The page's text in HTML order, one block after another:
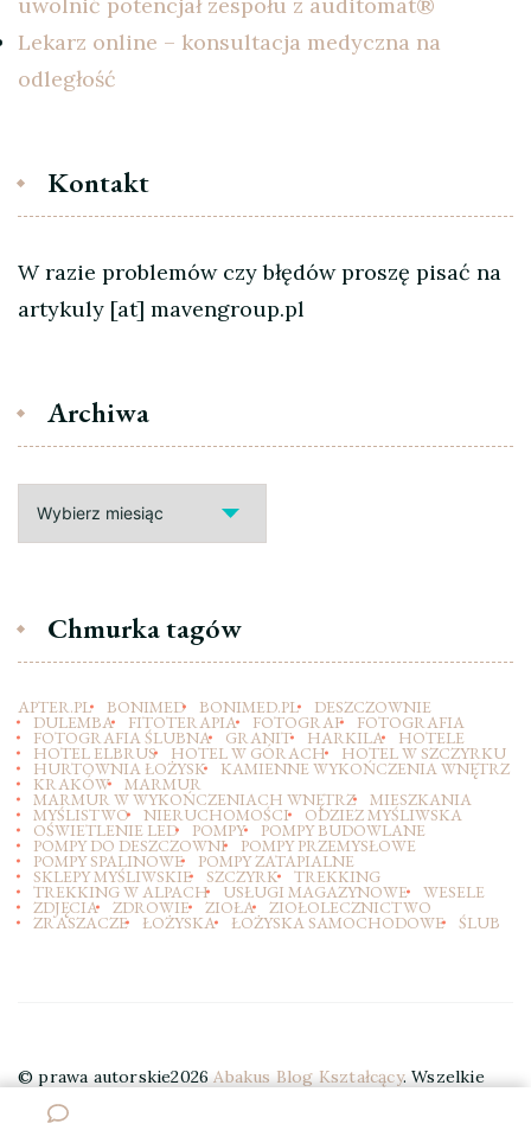
Lekarz online – konsultacja medyczna na
odległość
Kontakt
W razie problemów czy błędów proszę pisać na
artykuly [at] mavengroup.pl
Archiwa
Chmurka tagów
APTER.PL BONIMED BONIMED.PL DESZCZOWNIE
DULEMBA FITOTERAPIA FOTOGRAF FOTOGRAFIA
FOTOGRAFIA ŚLUBNA GRANIT HARKILA HOTELE
HOTEL ELBRUS HOTEL W GÓRACH HOTEL W SZCZYRKU
HURTOWNIA ŁOŻYSK KAMIENNE WYKOŃCZENIA WNĘTRZ
KRAKÓW MARMUR
MARMUR W WYKOŃCZENIACH WNĘTRZ MIESZKANIA
MYŚLISTWO NIERUCHOMOŚCI ODZIEZ MYŚLIWSKA
OŚWIETLENIE LED POMPY POMPY BUDOWLANE
POMPY DO DESZCZOWNI POMPY PRZEMYSŁOWE
POMPY SPALINOWE POMPY ZATAPIALNE
SKLEPY MYŚLIWSKIE SZCZYRK TREKKING
TREKKING W ALPACH USŁUGI MAGAZYNOWE WESELE
ZDJĘCIA ZDROWIE ZIOŁA ZIOŁOLECZNICTWO
ZRASZACZE ŁOŻYSKA ŁOŻYSKA SAMOCHODOWE ŚLUB
© prawa autorskie2026 Abakus Blog Kształcący. Wszelkie
prawa zastrzeżone.